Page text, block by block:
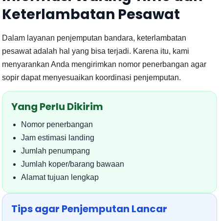
Keterlambatan Pesawat
Dalam layanan penjemputan bandara, keterlambatan
pesawat adalah hal yang bisa terjadi. Karena itu, kami
menyarankan Anda mengirimkan nomor penerbangan agar
sopir dapat menyesuaikan koordinasi penjemputan.
Yang Perlu Dikirim
Nomor penerbangan
Jam estimasi landing
Jumlah penumpang
Jumlah koper/barang bawaan
Alamat tujuan lengkap
Tips agar Penjemputan Lancar